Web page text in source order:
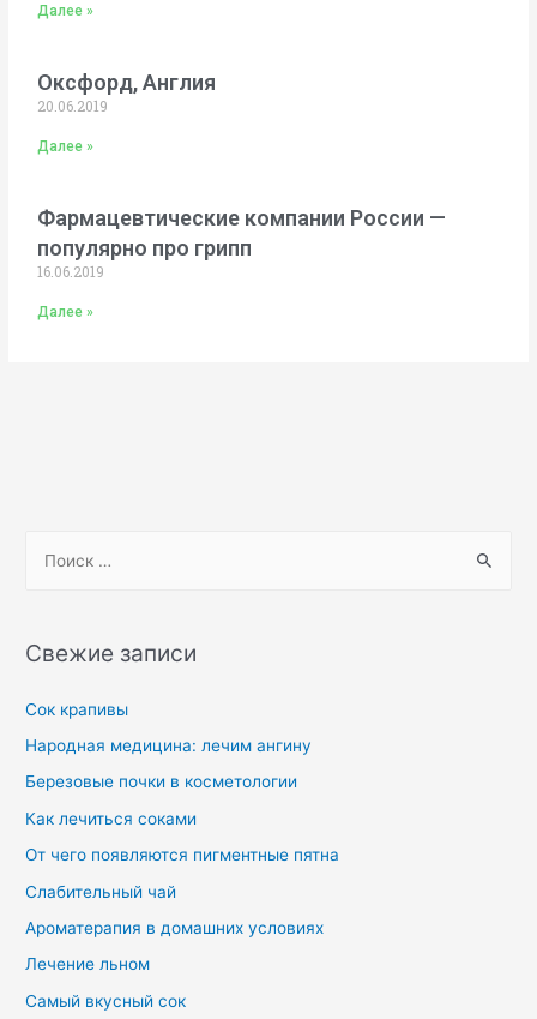
Далее »
Оксфорд, Англия
20.06.2019
Далее »
Фармацевтические компании России —
популярно про грипп
16.06.2019
Далее »
Свежие записи
Сок крапивы
Народная медицина: лечим ангину
Березовые почки в косметологии
Как лечиться соками
От чего появляются пигментные пятна
Слабительный чай
Ароматерапия в домашних условиях
Лечение льном
Самый вкусный сок